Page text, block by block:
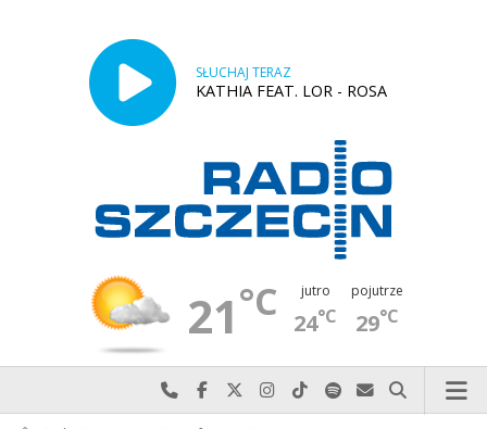
SŁUCHAJ TERAZ
KATHIA FEAT. LOR - ROSA
21°C jutro
24°C
pojutrze
29°C
Najlepiej po prostu do nas zadzwoń
Odwiedź nas na Facebook-u
Odwiedź nas na X
Odwiedź nas na Instagram-ie
Odwiedź nas na TikTok-u
Szukaj nas na Spotify
Wyślij do nas
Szukaj